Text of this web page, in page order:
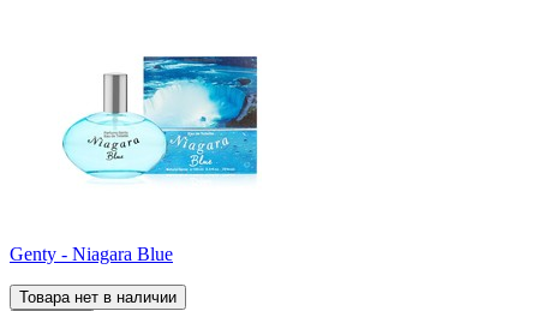
Genty - Niagara Blue
Товара нет в наличии